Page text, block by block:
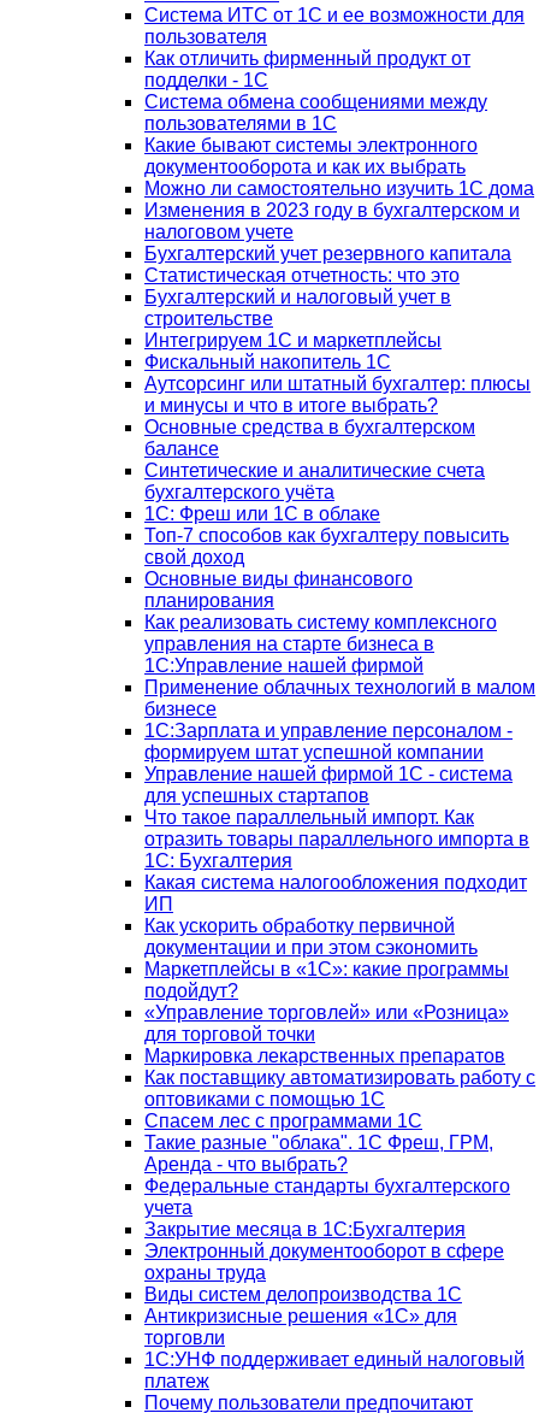
Система ИТС от 1С и ее возможности для
пользователя
Как отличить фирменный продукт от
подделки - 1С
Система обмена сообщениями между
пользователями в 1С
Какие бывают системы электронного
документооборота и как их выбрать
Можно ли самостоятельно изучить 1С дома
Изменения в 2023 году в бухгалтерском и
налоговом учете
Бухгалтерский учет резервного капитала
Статистическая отчетность: что это
Бухгалтерский и налоговый учет в
строительстве
Интегрируем 1С и маркетплейсы
Фискальный накопитель 1С
Аутсорсинг или штатный бухгалтер: плюсы
и минусы и что в итоге выбрать?
Основные средства в бухгалтерском
балансе
Синтетические и аналитические счета
бухгалтерского учёта
1C: Фреш или 1С в облаке
Топ-7 способов как бухгалтеру повысить
свой доход
Основные виды финансового
планирования
Как реализовать систему комплексного
управления на старте бизнеса в
1С:Управление нашей фирмой
Применение облачных технологий в малом
бизнесе
1C:Зарплата и управление персоналом -
формируем штат успешной компании
Управление нашей фирмой 1C - система
для успешных стартапов
Что такое параллельный импорт. Как
отразить товары параллельного импорта в
1С: Бухгалтерия
Какая система налогообложения подходит
ИП
Как ускорить обработку первичной
документации и при этом сэкономить
Маркетплейсы в «1С»: какие программы
подойдут?
«Управление торговлей» или «Розница»
для торговой точки
Маркировка лекарственных препаратов
Как поставщику автоматизировать работу с
оптовиками с помощью 1С
Спасем лес с программами 1С
Такие разные "облака". 1С Фреш, ГРМ,
Аренда - что выбрать?
Федеральные стандарты бухгалтерского
учета
Закрытие месяца в 1С:Бухгалтерия
Электронный документооборот в сфере
охраны труда
Виды систем делопроизводства 1C
Антикризисные решения «1С» для
торговли
1С:УНФ поддерживает единый налоговый
платеж
Почему пользователи предпочитают